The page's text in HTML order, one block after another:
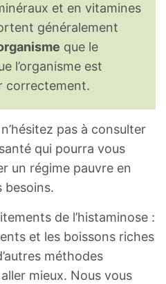
et en vitamines
généralement
que le
l’organisme est
correctement.
pas à consulter
qui pourra vous
un régime pauvre en
besoins.
de l’histaminose :
et les boissons riches
méthodes
mieux. Nous vous